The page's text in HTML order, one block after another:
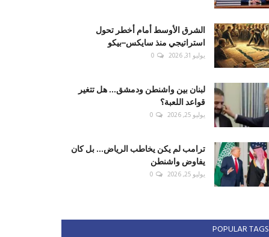
الشرق الأوسط أمام أخطر تحول
استراتيجي منذ سايكس–بيكو
يوليو 31, 2026 0
لبنان بين واشنطن ودمشق... هل تتغير
قواعد اللعبة؟
يوليو 25, 2026 0
ترامب لم يكن يخاطب الرياض... بل كان
يفاوض واشنطن
يوليو 25, 2026 0
POPULAR TAGS